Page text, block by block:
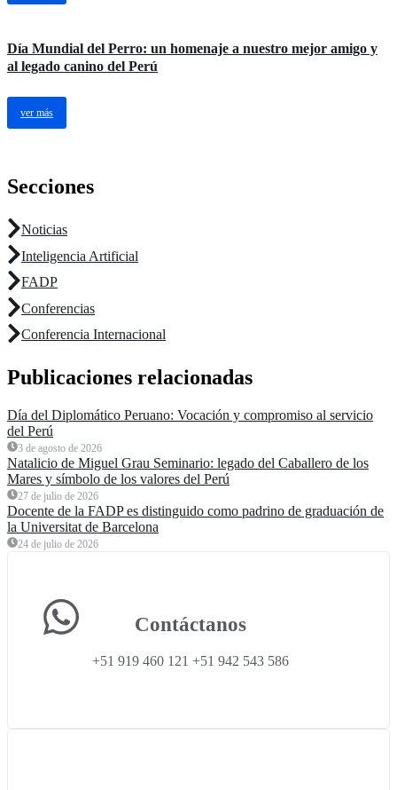
Día Mundial del Perro: un homenaje a nuestro mejor amigo y
al legado canino del Perú
ver más
Secciones
Noticias
Inteligencia Artificial
FADP
Conferencias
Conferencia Internacional
Publicaciones relacionadas
Día del Diplomático Peruano: Vocación y compromiso al servicio
del Perú
3 de agosto de 2026
Natalicio de Miguel Grau Seminario: legado del Caballero de los
Mares y símbolo de los valores del Perú
27 de julio de 2026
Docente de la FADP es distinguido como padrino de graduación de
la Universitat de Barcelona
24 de julio de 2026
Contáctanos
+51 919 460 121 +51 942 543 586